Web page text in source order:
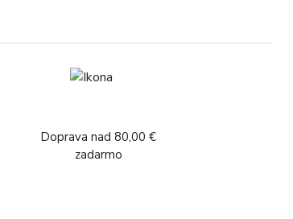
Doprava nad 80,00 €
zadarmo